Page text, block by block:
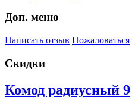
Доп. меню
Написать отзыв Пожаловаться
Скидки
Комод радиусный 9